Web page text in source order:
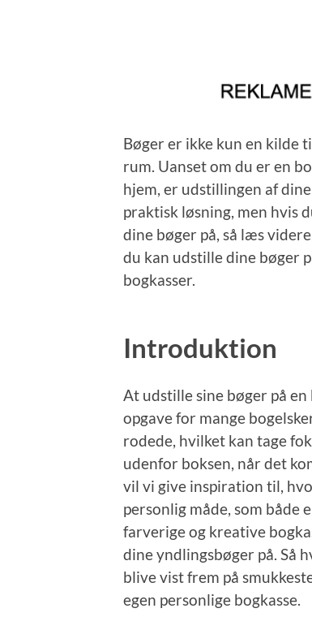
Bøger er ikke kun en kilde
rum. Uanset om du er en
hjem, er udstillingen af
praktisk løsning, men hvis
dine bøger på, så læs
du kan udstille dine bøger
bogkasser.
Introduktion
At udstille sine bøger på
opgave for mange
rodede, hvilket kan tage
udenfor boksen, når det
vil vi give inspiration til,
personlig måde, som
farverige og kreative
dine yndlingsbøger på. Så
blive vist frem på
egen personlige bogkasse.